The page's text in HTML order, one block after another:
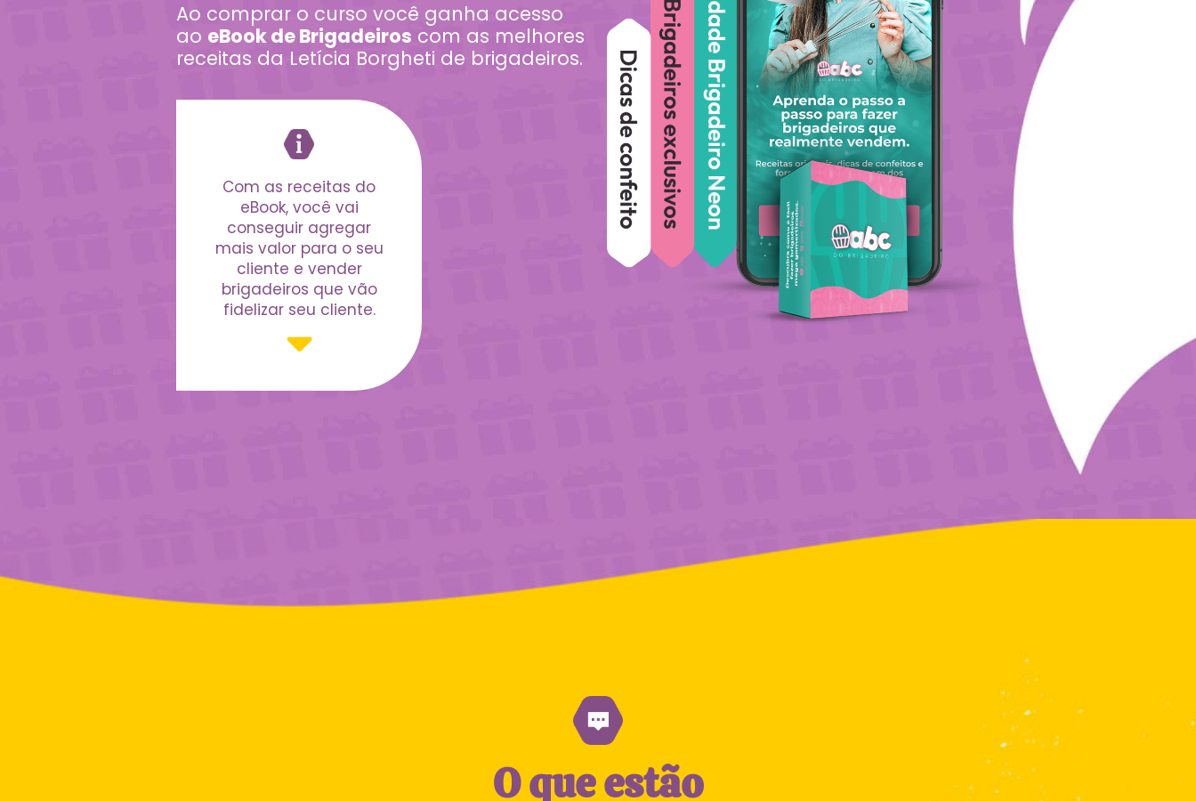
Ao comprar o curso você ganha acesso
ao eBook de Brigadeiros com as melhores
receitas da Letícia Borgheti de brigadeiros.
Com as receitas do
eBook, você vai
conseguir agregar
mais valor para o seu
cliente e vender
brigadeiros que vão
fidelizar seu cliente.
O que estão